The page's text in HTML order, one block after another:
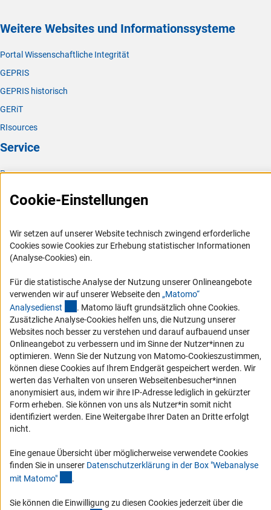
Weitere Websites und Informationssysteme
Portal Wissenschaftliche Integrität
GEPRIS
GEPRIS historisch
GERiT
RIsources
Service
Presse
Logo und Corporate Design
RSS-Feeds
Compliance
Vergabeverfahren
Barrierefreiheit
Service und Informationen für Menschen mit Behinderungen
Erklärung zur Barrierefreiheit
Barriere melden
DFG-aktuell
Erhalten Sie Neuigkeiten aus der DFG direkt in Ihr Mailpostfach oder
schauen Sie sich die Ausgaben online an.
Zum Newsletter
Cookie-Einstellungen
Wir setzen auf unserer Website technisch zwingend erforderliche
Cookies sowie Cookies zur Erhebung statistischer Informationen
(Analyse-Cookies) ein.
Für die statistische Analyse der Nutzung unserer Onlineangebote
verwenden wir auf unserer Webseite den „Matomo“
Analysedienst (externer Link)
. Matomo läuft grundsätzlich ohne Cookies.
Zusätzliche Analyse-Cookies helfen uns, die Nutzung unserer
Websites noch besser zu verstehen und darauf aufbauend unser
Onlineangebot zu verbessern und im Sinne der Nutzer*innen zu
optimieren. Wenn Sie der Nutzung von Matomo-Cookieszustimmen,
können diese Cookies auf Ihrem Endgerät gespeichert werden. Wir
werten das Verhalten von unseren Webseitenbesucher*innen
anonymisiert aus, indem wir ihre IP-Adresse lediglich in gekürzter
Form erheben. Sie können von uns als Nutzer*in somit nicht
identifiziert werden. Eine Weitergabe Ihrer Daten an Dritte erfolgt
nicht.
Eine genaue Übersicht über möglicherweise verwendete Cookies
finden Sie in unserer Datenschutzerklärung in der Box "Webanalyse
mit Matomo" .
Sie können die Einwilligung zu diesen Cookies jederzeit über die